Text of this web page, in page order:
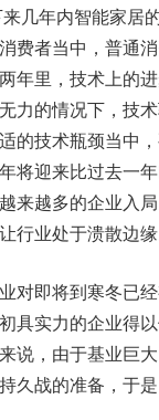
几年内智能家居
费者当中，普通
年里，技术上的
力的情况下，技
的技术瓶颈当中
将迎来比过去一
来越多的企业入
业处于溃散边
对即将到寒冬已
实力的企业得
说，由于基业巨
战的准备，于